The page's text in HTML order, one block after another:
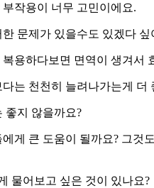
작용이 너무 고민이에요.
문제가 있을수도 있겠다
용하다보면 면역이 생겨서
는 천천히 늘려나가는게 더
좋지 않을까요?
게 큰 도움이 될까요? 그것
물어보고 싶은 것이 있나요?